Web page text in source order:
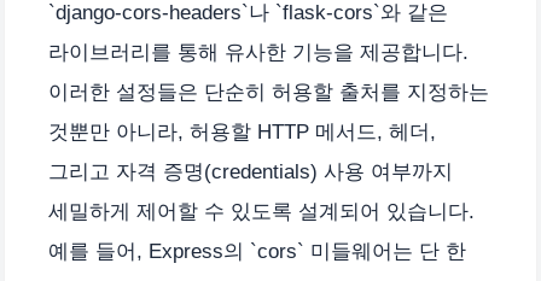
`django-cors-headers`나 `flask-cors`와 같은
라이브러리를 통해 유사한 기능을 제공합니다.
이러한 설정들은 단순히 허용할 출처를 지정하는
것뿐만 아니라, 허용할 HTTP 메서드, 헤더,
그리고 자격 증명(credentials) 사용 여부까지
세밀하게 제어할 수 있도록 설계되어 있습니다.
예를 들어, Express의 `cors` 미들웨어는 단 한